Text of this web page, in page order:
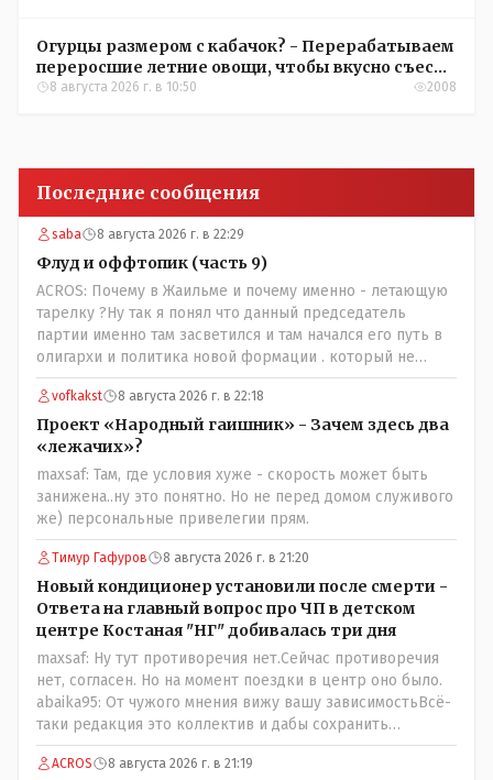
Огурцы размером с кабачок? - Перерабатываем
переросшие летние овощи, чтобы вкусно съесть
зимой
8 августа 2026 г. в 10:50 2008
Последние сообщения
saba 8 августа 2026 г. в 22:29
Флуд и оффтопик (часть 9)
ACROS: Почему в Жаильме и почему именно - летающую
тарелку ?Ну так я понял что данный председатель
партии именно там засветился и там начался его путь в
олигархи и политика новой формации . который не
стесняется указать президенту на необходимость
скорого ухода! А летающая тарелка, потому что ещё не
было в истории независимого Казахстана депутата
который что то указывал бы действующему президенту,
не иначе инопланетянин, ну а на чём инопланетяне
передвигаются?
vofkakst 8 августа 2026 г. в 22:18
Проект «Народный гаишник» - Зачем здесь два
«лежачих»?
maxsaf: Там, где условия хуже - скорость может быть
занижена..ну это понятно. Но не перед домом служивого
же) персональные привелегии прям.
Тимур Гафуров 8 августа 2026 г. в 21:20
Новый кондиционер установили после смерти -
Ответа на главный вопрос про ЧП в детском
центре Костаная "НГ" добивалась три дня
maxsaf: Ну тут противоречия нет.Сейчас противоречия
нет, согласен. Но на момент поездки в центр оно было.
abaika95: От чужого мнения вижу вашу зависимостьВсё-
таки редакция это коллектив и дабы сохранить
профессиональное лицо можно было бы и указать
Общественному объединению на не корректность
ACROS 8 августа 2026 г. в 21:19